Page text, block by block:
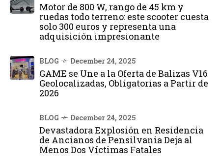
Motor de 800 W, rango de 45 km y
ruedas todo terreno: este scooter cuesta
solo 300 euros y representa una
adquisición impresionante
BLOG December 24, 2025
GAME se Une a la Oferta de Balizas V16
Geolocalizadas, Obligatorias a Partir de
2026
BLOG December 24, 2025
Devastadora Explosión en Residencia
de Ancianos de Pensilvania Deja al
Menos Dos Víctimas Fatales